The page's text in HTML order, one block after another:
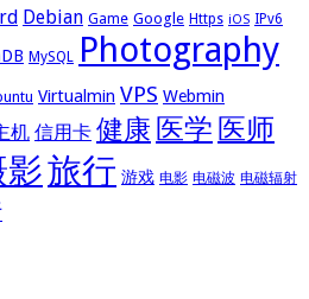
Debian Game Google Https iOS IPv6
MySQL Photography
Virtualmin VPS Webmin
机 信用卡 健康 医学 医师
旅行 游戏 电影 电磁波 电磁辐射